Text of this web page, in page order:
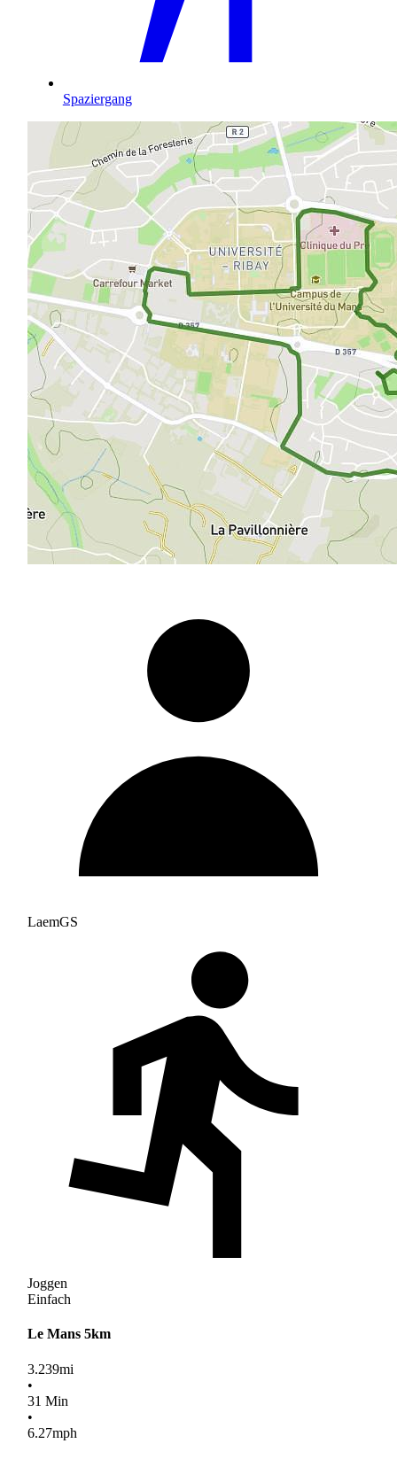
Spaziergang
LaemGS
Joggen
Einfach
Le Mans 5km
3.239mi
•
31 Min
•
6.27mph